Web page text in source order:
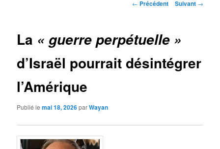
Navigation
← Précédent Suivant →
La « guerre perpétuelle »
d’Israël pourrait désintégrer
l’Amérique
Publié lemai 18, 2026parWayan